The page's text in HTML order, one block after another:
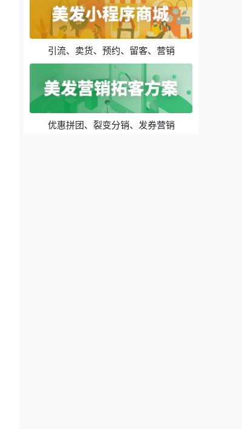
引流、卖货、预约、留客、营销
优惠拼团、裂变分销、发券营销